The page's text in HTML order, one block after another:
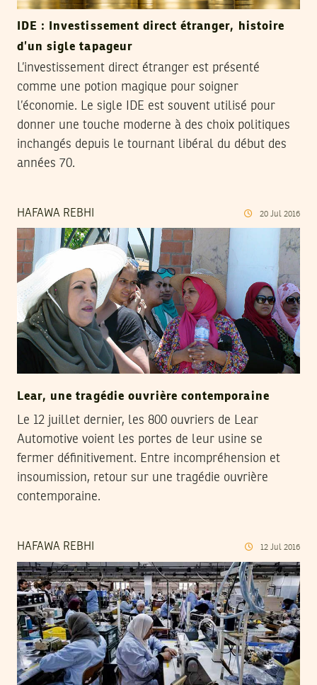
IDE : Investissement direct étranger, histoire
d’un sigle tapageur
L’investissement direct étranger est présenté
comme une potion magique pour soigner
l’économie. Le sigle IDE est souvent utilisé pour
donner une touche moderne à des choix politiques
inchangés depuis le tournant libéral du début des
années 70.
HAFAWA REBHI 20 Jul 2016
Lear, une tragédie ouvrière contemporaine
Le 12 juillet dernier, les 800 ouvriers de Lear
Automotive voient les portes de leur usine se
fermer définitivement. Entre incompréhension et
insoumission, retour sur une tragédie ouvrière
contemporaine.
HAFAWA REBHI 12 Jul 2016